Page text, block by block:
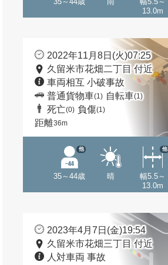
13.0m
2022年11月8日(火)07:25
久留米市花畑二丁目 付近
車両相互 小破事故
普通貨物車(1) 自転車(1)
死亡(0) 負傷(1)
距離36m
35～44歳
他
晴
幅5.5～
13.0m
他
2023年4月7日(金)19:54
久留米市花畑三丁目 付近
人対車両 事故